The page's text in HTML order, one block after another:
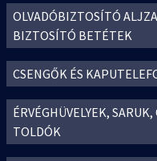
OLVADÓBIZTOSÍTÓ
BIZTOSÍTÓ BETÉTEK
CSENGŐK ÉS
ÉRVÉGHÜVELYEK,
TOLDÓK